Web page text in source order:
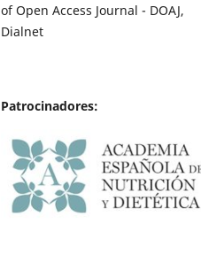
of Open Access Journal - DOAJ,
Dialnet
Patrocinadores: